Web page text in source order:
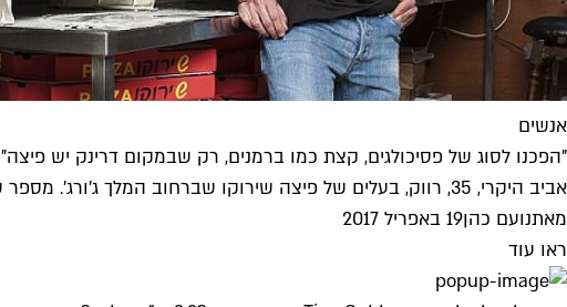
אנשים
"הפכנו לסוג של פסיכולגים, קצת כמו ברמנים, רק שבמקום דרינק יש פיצה"
אביב היקרי, 35, רווק, בעלים של פיצה שירוקו שברחוב המלך ג'ורג'. מספר שהמתכון לפיצה (שהפכה למוסד) עבר בירושה, ומבהיר אחת ולתמיד...
מאתנועם כהן19 באפריל 2017
ראו עוד